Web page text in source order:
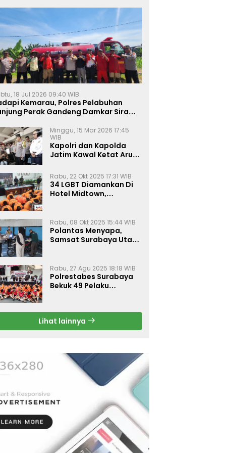
18 Jul 2026 09:40 WIB
Kemarau, Polres Pelabuhan
Perak Gandeng Damkar Siram
Minggu, 15 Mar 2026 17:45
WIB
Kapolri dan Kapolda
Jatim Kawal Ketat Arus
Rabu, 22 Okt 2025 17:31 WIB
34 LGBT Diamankan Di
Hotel Midtown,
Rabu, 08 Okt 2025 15:44 WIB
Polantas Menyapa,
Samsat Surabaya Utara
Rabu, 27 Agu 2025 18:18 WIB
Polrestabes Surabaya
Bekuk 49 Pelaku
Gratis
Lihat lainnya